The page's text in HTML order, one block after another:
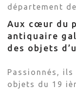
département
Aux cœur du
antiquaire
des objets
Passionnés,
objets du 19